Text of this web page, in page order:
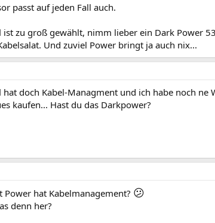
passt auf jeden Fall auch.
ist zu groß gewählt, nimm lieber ein Dark Power
Und zuviel Power bringt ja auch nix...
hat doch Kabel-Managment und ich habe noch
kaufen... Hast du das Darkpower?
Power hat Kabelmanagement? 😕
denn her?